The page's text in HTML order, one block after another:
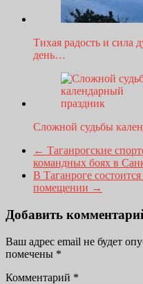
Тихая радость и
день…
Сложной судьбы
← Таганрогские
командных боях в
В Таганроге
помещении →
Добавить
Ваш адрес email не будет
помечены *
Комментарий *